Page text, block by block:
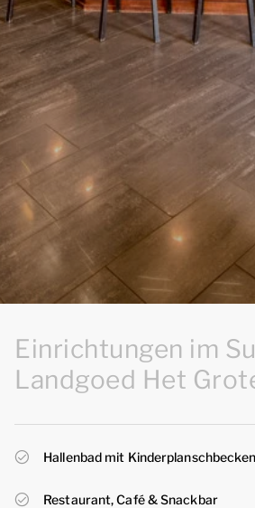
Einrichtungen im
Landgoed Het
Hallenbad mit Kinderplanschbecken
Restaurant, Café & Snackbar